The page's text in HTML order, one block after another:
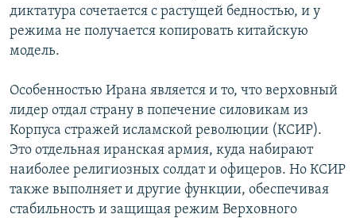
диктатура сочетается с растущей бедностью, и у
режима не получается копировать китайскую
модель.
Особенностью Ирана является и то, что верховный
лидер отдал страну в попечение силовикам из
Корпуса стражей исламской революции (КСИР).
Это отдельная иранская армия, куда набирают
наиболее религиозных солдат и офицеров. Но КСИР
также выполняет и другие функции, обеспечивая
стабильность и защищая режим Верховного